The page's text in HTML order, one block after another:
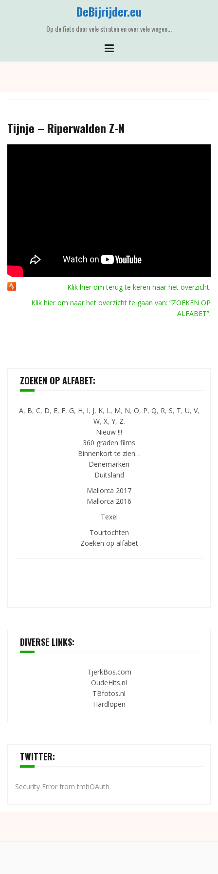
DeBijrijder.eu
Op de fiets door vele straten en over vele wegen...
Tijnje – Riperwalden Z-N
Klik hier om terug te keren naar het overzicht.
Klik hier om naar het overzicht te gaan van: “ZOEKEN OP
ALFABET”.
ZOEKEN OP ALFABET:
A, B, C, D, E, F, G, H, I, J, K, L, M, N, O, P, Q, R, S, T, U, V,
W, X, Y, Z.
Nieuw !!!
360 graden films
Binnenkort te zien…
Denemarken
Duitsland
Mallorca 2017
Mallorca 2016
Texel
Tourtochten
Zoeken op alfabet
DIVERSE LINKS:
TjerkBos.com
OudeHits.nl
TBfotos.nl
Hardlopen
TWITTER:
Security Error from tmhOAuth.